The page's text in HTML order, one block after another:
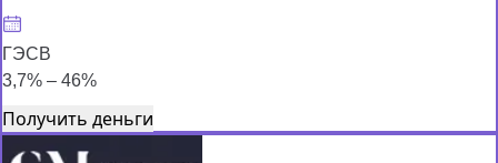
ГЭСВ
3,7% – 46%
Получить деньги